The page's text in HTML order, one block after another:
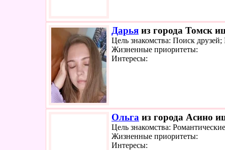
Дарья из города Томск
Цель знакомства: Поиск
Жизненные приоритеты:
Интересы:
Ольга из города Асино
Цель знакомства:
Жизненные приоритеты:
Интересы: